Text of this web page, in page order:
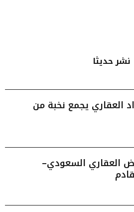
نشر حديثا
العقاري يجمع نخبة من
العقاري السعودي–